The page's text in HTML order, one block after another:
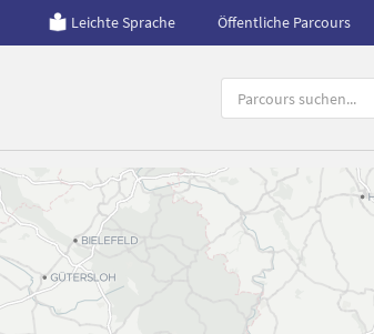
Leichte Sprache Öffentliche Parcours